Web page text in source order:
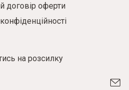
договір оферти
на розсилку